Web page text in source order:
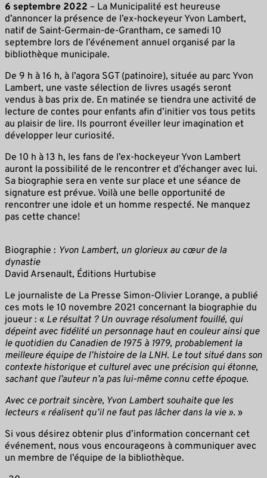
6 septembre 2022 – La Municipalité est heureuse
d’annoncer la présence de l’ex-hockeyeur Yvon Lambert,
natif de Saint-Germain-de-Grantham, ce samedi 10
septembre lors de l’événement annuel organisé par la
bibliothèque municipale.
De 9 h à 16 h, à l’agora SGT (patinoire), située au parc Yvon
Lambert, une vaste sélection de livres usagés seront
vendus à bas prix de. En matinée se tiendra une activité de
lecture de contes pour enfants afin d’initier vos tous petits
au plaisir de lire. Ils pourront éveiller leur imagination et
développer leur curiosité.
De 10 h à 13 h, les fans de l’ex-hockeyeur Yvon Lambert
auront la possibilité de le rencontrer et d’échanger avec lui.
Sa biographie sera en vente sur place et une séance de
signature est prévue. Voilà une belle opportunité de
rencontrer une idole et un homme respecté. Ne manquez
pas cette chance!
Biographie : Yvon Lambert, un glorieux au cœur de la
dynastie
David Arsenault, Éditions Hurtubise
Le journaliste de La Presse Simon-Olivier Lorange, a publié
ces mots le 10 novembre 2021 concernant la biographie du
joueur : « Le résultat ? Un ouvrage résolument fouillé, qui
dépeint avec fidélité un personnage haut en couleur ainsi que
le quotidien du Canadien de 1975 à 1979, probablement la
meilleure équipe de l’histoire de la LNH. Le tout situé dans son
contexte historique et culturel avec une précision qui étonne,
sachant que l’auteur n’a pas lui-même connu cette époque.
Avec ce portrait sincère, Yvon Lambert souhaite que les
lecteurs « réalisent qu’il ne faut pas lâcher dans la vie ». »
Si vous désirez obtenir plus d’information concernant cet
événement, nous vous encourageons à communiquer avec
un membre de l’équipe de la bibliothèque.